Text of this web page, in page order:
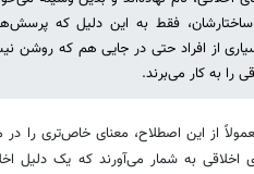
ساختارشان، فقط به این دلیل که
از افراد حتی در جایی هم که
را به کار می‌برند.
از این اصطلاح، معنای خاص‌تری را
اخلاقی به شمار می‌آورند که یک دلیل